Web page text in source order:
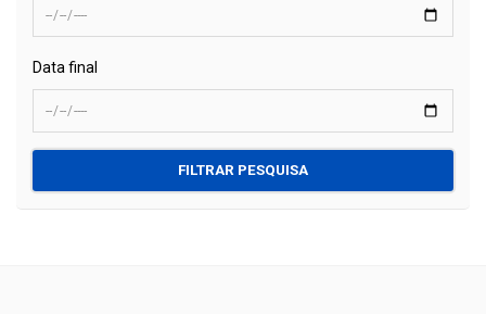
Data final
FILTRAR PESQUISA